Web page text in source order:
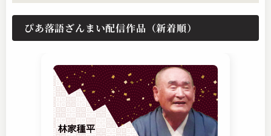
ぴあ落語ざんまい配信作品（新着順）